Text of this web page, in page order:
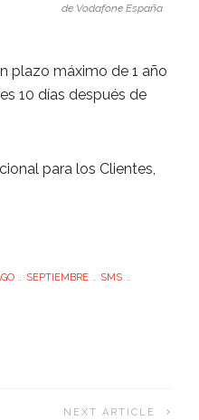
de Vodafone España
plazo máximo de 1 año
10 días después de
para los Clientes,
SEPTIEMBRE
SMS
NEXT ARTICLE